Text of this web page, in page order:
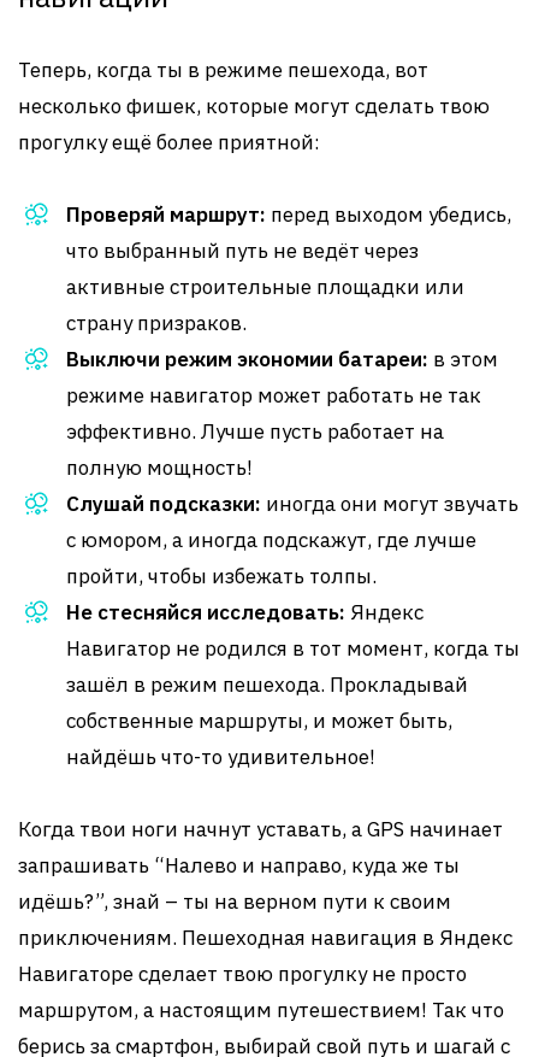
Теперь, когда ты в режиме пешехода, вот
несколько фишек, которые могут сделать твою
прогулку ещё более приятной:
Проверяй маршрут: перед выходом убедись,
что выбранный путь не ведёт через
активные строительные площадки или
страну призраков.
Выключи режим экономии батареи: в этом
режиме навигатор может работать не так
эффективно. Лучше пусть работает на
полную мощность!
Слушай подсказки: иногда они могут звучать
с юмором, а иногда подскажут, где лучше
пройти, чтобы избежать толпы.
Не стесняйся исследовать: Яндекс
Навигатор не родился в тот момент, когда ты
зашёл в режим пешехода. Прокладывай
собственные маршруты, и может быть,
найдёшь что-то удивительное!
Когда твои ноги начнут уставать, а GPS начинает
запрашивать “Налево и направо, куда же ты
идёшь?”, знай – ты на верном пути к своим
приключениям. Пешеходная навигация в Яндекс
Навигаторе сделает твою прогулку не просто
маршрутом, а настоящим путешествием! Так что
берись за смартфон, выбирай свой путь и шагай с